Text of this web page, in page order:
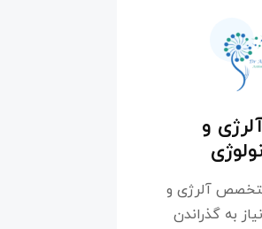
و
آلرژی و
به گذراندن